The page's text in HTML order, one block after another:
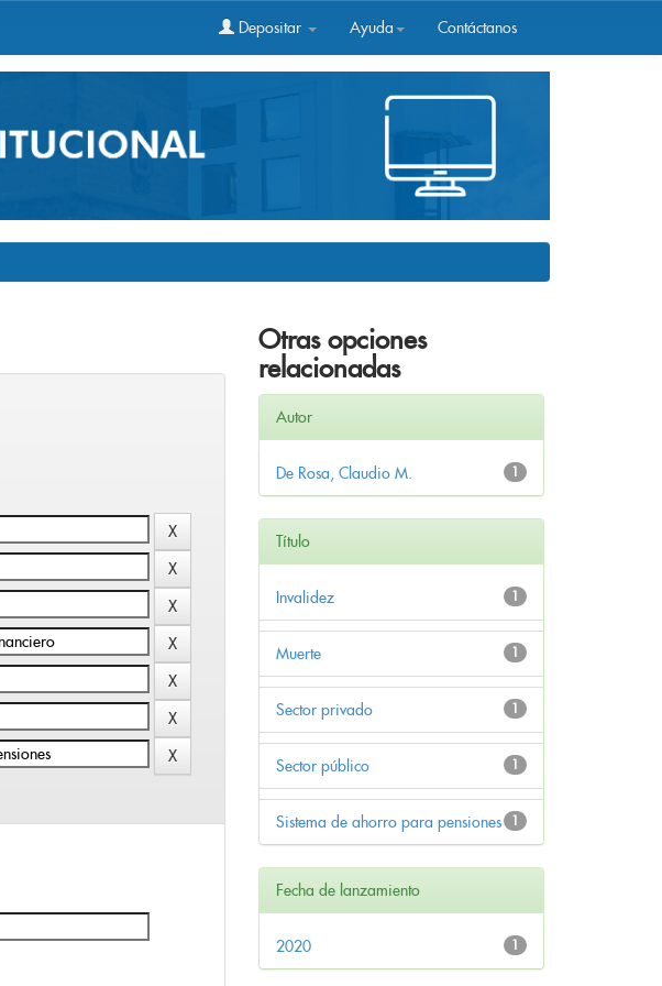
Depositar Ayuda Contáctanos
Otras opciones
relacionadas
Autor
1
De Rosa, Claudio M.
Título
1
Invalidez
1
Muerte
1
Sector privado
1
Sector público
1
Sistema de ahorro para pensiones
Fecha de lanzamiento
1
2020